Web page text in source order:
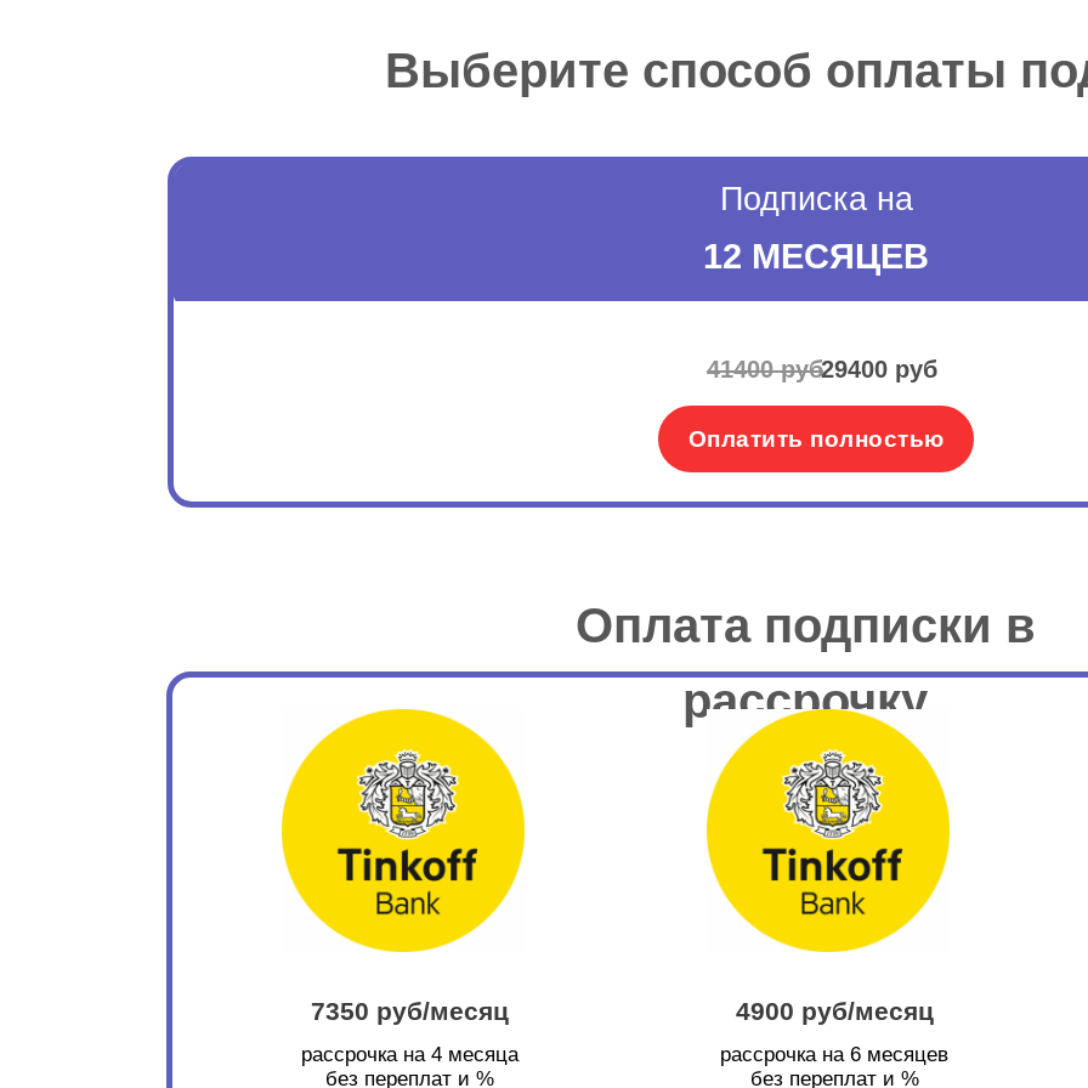
Выберите способ оплаты
12 МЕСЯЦЕВ
29400 руб
41400 руб
4900 руб/месяц
Подписка на
7350 руб/месяц
Оплатить полностью
Оплата подписки в
рассрочку
рассрочка на 4 месяца
без переплат и %
рассрочка на 6 месяцев
без переплат и %